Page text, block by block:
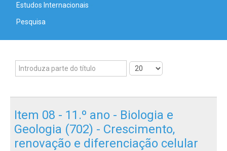
Estudos Internacionais
Pesquisa
Item 08 - 11.º ano - Biologia e
Geologia (702) - Crescimento,
renovação e diferenciação celular